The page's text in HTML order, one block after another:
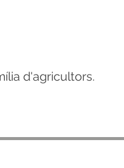
d'agricultors.